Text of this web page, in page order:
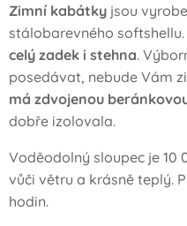
Zimní kabátky jsou
stálobarevného
celý zadek i stehna.
posedávat, nebude Vám
má zdvojenou
dobře izolovala.
Voděodolný sloupec je 10
vůči větru a krásně teplý.
hodin.